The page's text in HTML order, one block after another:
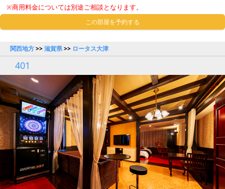
※商用料金については別途ご相談となります。
この部屋を予約する
関西地方>>滋賀県>> ロータス大津
401